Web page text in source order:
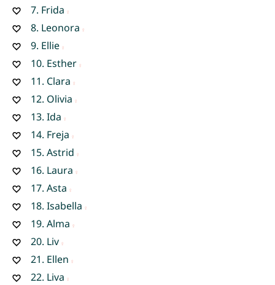
7. Frida
8. Leonora
9. Ellie
10. Esther
11. Clara
12. Olivia
13. Ida
14. Freja
15. Astrid
16. Laura
17. Asta
18. Isabella
19. Alma
20. Liv
21. Ellen
22. Liva